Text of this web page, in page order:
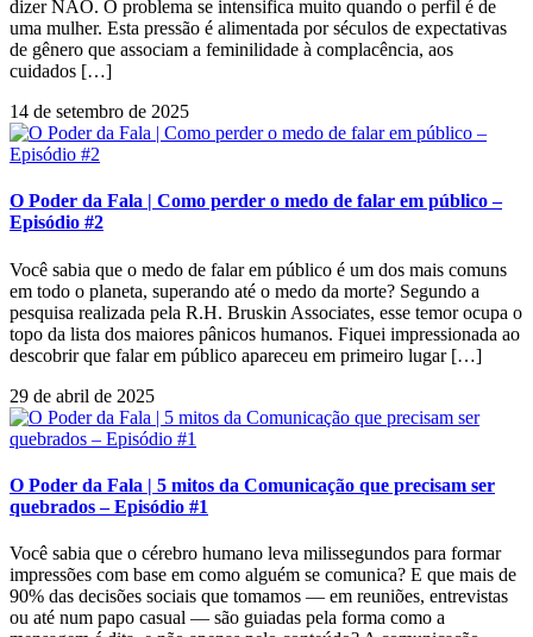
dizer NÃO. O problema se intensifica muito quando o perfil é de
uma mulher. Esta pressão é alimentada por séculos de expectativas
de gênero que associam a feminilidade à complacência, aos
cuidados […]
14 de setembro de 2025
O Poder da Fala | Como perder o medo de falar em público –
Episódio #2
Você sabia que o medo de falar em público é um dos mais comuns
em todo o planeta, superando até o medo da morte? Segundo a
pesquisa realizada pela R.H. Bruskin Associates, esse temor ocupa o
topo da lista dos maiores pânicos humanos. Fiquei impressionada ao
descobrir que falar em público apareceu em primeiro lugar […]
29 de abril de 2025
O Poder da Fala | 5 mitos da Comunicação que precisam ser
quebrados – Episódio #1
Você sabia que o cérebro humano leva milissegundos para formar
impressões com base em como alguém se comunica? E que mais de
90% das decisões sociais que tomamos — em reuniões, entrevistas
ou até num papo casual — são guiadas pela forma como a